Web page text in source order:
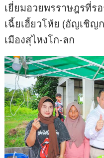
เยี่ยมอวยพรราษฎรที่ร
เฉี้ยเฮี้ยวโห้ย (อัญเชิญ
เมืองสุไหงโก-ลก